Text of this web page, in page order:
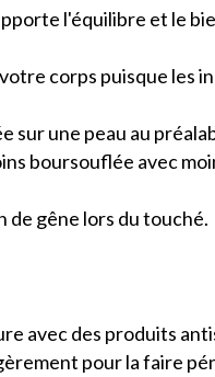
l'équilibre et le
corps puisque les
sur une peau au
boursouflée avec
de gêne lors du touché.
avec des produits
pour la faire